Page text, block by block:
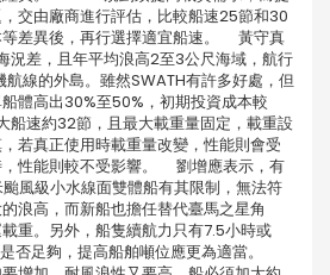
交由廠商進行評估，比較船速25節和30
等差異後，再行選擇適宜船速。 黃守真
況差，且年平均浪高2至3公尺海域，航行
航線的外島。雖然SWATH有許多好處，但
體高出30%至50%，初期投資成本較
船速約32節，且最大載重量固定，載重設
若真正使用時載重量改變，性能則會受
，性能則較不受影響。 劉增應表示，有
風級小水線面雙體船有其限制，無法符
浪高，而新船也擔任替代臺馬之星角
重。另外，船隻續航力只有7.5小時或
否足夠，提高船舶噸位應更為適當。